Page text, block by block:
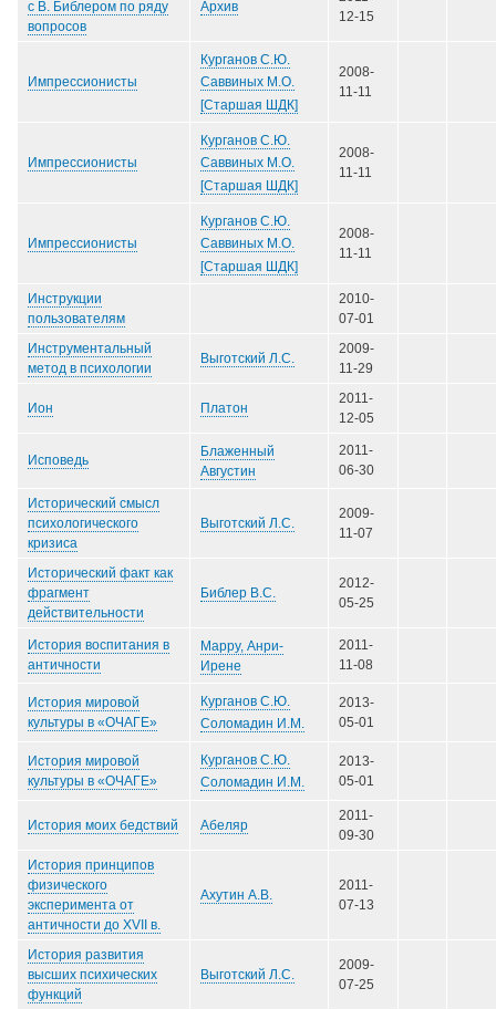
с В. Библером по ряду
вопросов
Архив
12-15
Импрессионисты
Курганов С.Ю.
Саввиных М.О.
[Старшая ШДК]
2008-
11-11
Импрессионисты
Курганов С.Ю.
Саввиных М.О.
[Старшая ШДК]
2008-
11-11
Импрессионисты
Курганов С.Ю.
Саввиных М.О.
[Старшая ШДК]
2008-
11-11
Инструкции
пользователям
2010-
07-01
Инструментальный
метод в психологии
Выготский Л.С.
2009-
11-29
Ион Платон
2011-
12-05
Исповедь
Блаженный
Августин
2011-
06-30
Исторический смысл
психологического
кризиса
Выготский Л.С.
2009-
11-07
Исторический факт как
фрагмент
действительности
Библер В.С.
2012-
05-25
История воспитания в
античности
Марру, Анри-
Ирене
2011-
11-08
История мировой
культуры в «ОЧАГЕ»
Курганов С.Ю.
Соломадин И.М.
2013-
05-01
История мировой
культуры в «ОЧАГЕ»
Курганов С.Ю.
Соломадин И.М.
2013-
05-01
История моих бедствий Абеляр
2011-
09-30
История принципов
физического
эксперимента от
античности до XVII в.
Ахутин А.В.
2011-
07-13
История развития
высших психических
функций
Выготский Л.С.
2009-
07-25